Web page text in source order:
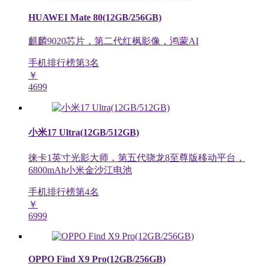
HUAWEI Mate 80(12GB/256GB)
麒麟9020芯片，第二代红枫影像，鸿蒙AI
手机排行榜第3名
￥
4699
小米17 Ultra(12GB/512GB)
徕卡1英寸光影大师，第五代骁龙8至尊版移动平台，
6800mAh小米金沙江电池
手机排行榜第4名
￥
6999
OPPO Find X9 Pro(12GB/256GB)